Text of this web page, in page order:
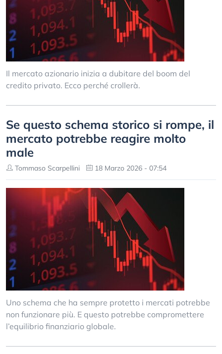
Il mercato azionario inizia a dubitare del boom del
credito privato. Ecco perché crollerà.
Se questo schema storico si rompe, il
mercato potrebbe reagire molto
male
Tommaso Scarpellini 18 Marzo 2026 - 07:54
Uno schema che ha sempre protetto i mercati potrebbe
non funzionare più. E questo potrebbe compromettere
l’equilibrio finanziario globale.